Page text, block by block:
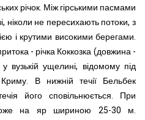
річок. Між гірськими пасмами
ніколи не пересихають потоки, з
і крутими високими берегами.
- річка Коккозка (довжина -
вузькій ущелині, відомому під
В нижній течії Бельбек
його сповільнюється. При
на яр шириною 25-30 м.